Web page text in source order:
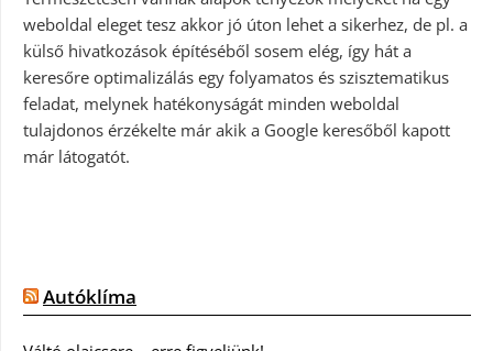
weboldal eleget tesz akkor jó úton lehet a sikerhez, de pl. a
külső hivatkozások építéséből sosem elég, így hát a
keresőre optimalizálás egy folyamatos és szisztematikus
feladat, melynek hatékonyságát minden weboldal
tulajdonos érzékelte már akik a Google keresőből kapott
már látogatót.
Autóklíma